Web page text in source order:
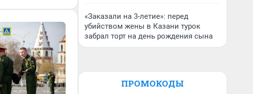
«Заказали на 3-летие»: перед
убийством жены в Казани турок
забрал торт на день рождения сына
ПРОМОКОДЫ